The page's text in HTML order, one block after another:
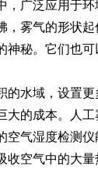
广泛应用于
雾气的形状
秘。它们也
水域，设置
大的成本。人
空气湿度检测
收空气中的大